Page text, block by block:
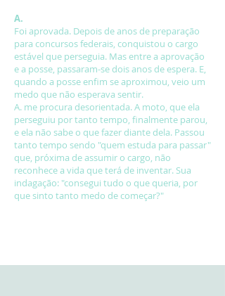
A.
Foi aprovada. Depois de anos de preparação
para concursos federais, conquistou o cargo
estável que perseguia. Mas entre a aprovação
e a posse, passaram-se dois anos de espera. E,
quando a posse enfim se aproximou, veio um
medo que não esperava sentir.
A. me procura desorientada. A moto, que ela
perseguiu por tanto tempo, finalmente parou,
e ela não sabe o que fazer diante dela. Passou
tanto tempo sendo "quem estuda para passar"
que, próxima de assumir o cargo, não
reconhece a vida que terá de inventar. Sua
indagação: "consegui tudo o que queria, por
que sinto tanto medo de começar?"